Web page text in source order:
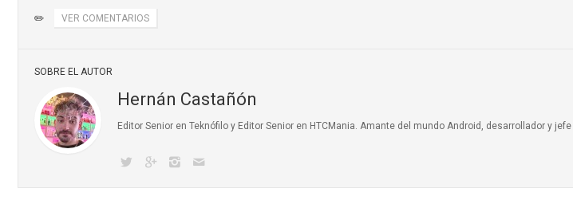
✏️ VER COMENTARIOS
SOBRE EL AUTOR
Hernán Castañón
Editor Senior en Teknófilo y Editor Senior en HTCMania. Amante del mundo Android, desarrollador y